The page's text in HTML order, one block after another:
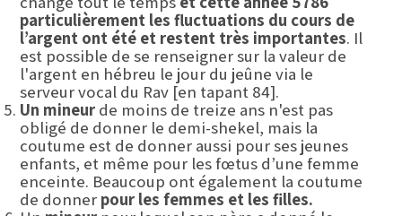
particulièrement les fluctuations du cours de
l’argent ont été et restent très importantes. Il
est possible de se renseigner sur la valeur de
l'argent en hébreu le jour du jeûne via le
serveur vocal du Rav [en tapant 84].
Un mineur de moins de treize ans n'est pas
obligé de donner le demi-shekel, mais la
coutume est de donner aussi pour ses jeunes
enfants, et même pour les fœtus d’une femme
enceinte. Beaucoup ont également la coutume
de donner pour les femmes et les filles.